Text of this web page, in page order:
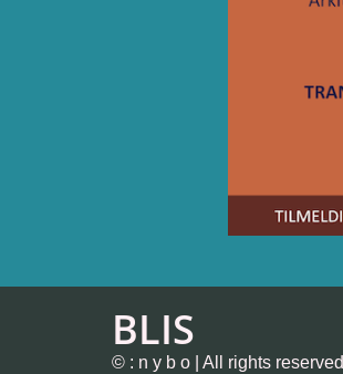
BLIS
© : n y b o | All rights reserved